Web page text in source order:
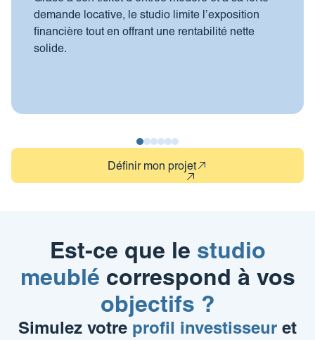
demande locative, le studio limite l’exposition
financière tout en offrant une rentabilité nette
solide.
Définir mon projet
Est-ce que le studio
meublé correspond à vos
objectifs ?
Simulez votre profil investisseur et